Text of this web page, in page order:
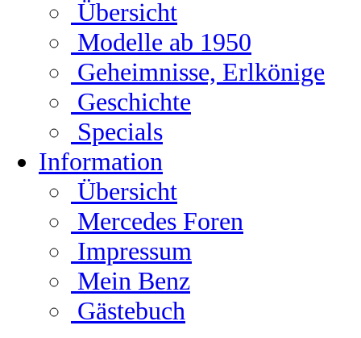
Übersicht
Modelle ab 1950
Geheimnisse, Erlkönige
Geschichte
Specials
Information
Übersicht
Mercedes Foren
Impressum
Mein Benz
Gästebuch